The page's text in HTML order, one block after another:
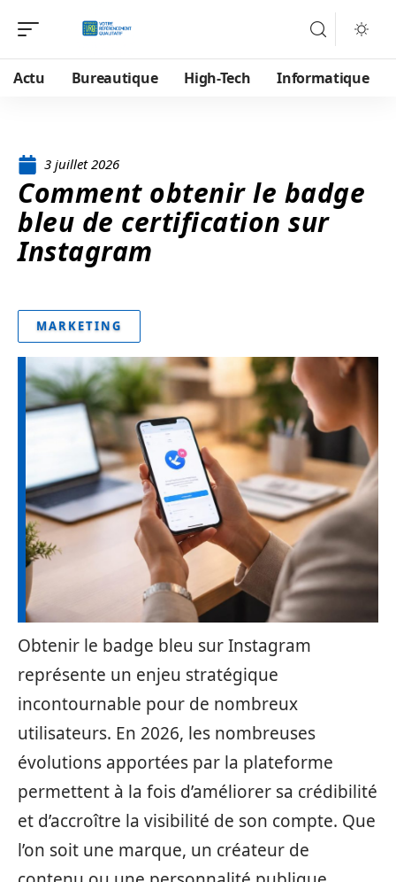
Actu Bureautique High-Tech Informatique
3 juillet 2026
Comment obtenir le badge
bleu de certification sur
Instagram
MARKETING
Obtenir le badge bleu sur Instagram
représente un enjeu stratégique
incontournable pour de nombreux
utilisateurs. En 2026, les nombreuses
évolutions apportées par la plateforme
permettent à la fois d’améliorer sa crédibilité
et d’accroître la visibilité de son compte. Que
l’on soit une marque, un créateur de